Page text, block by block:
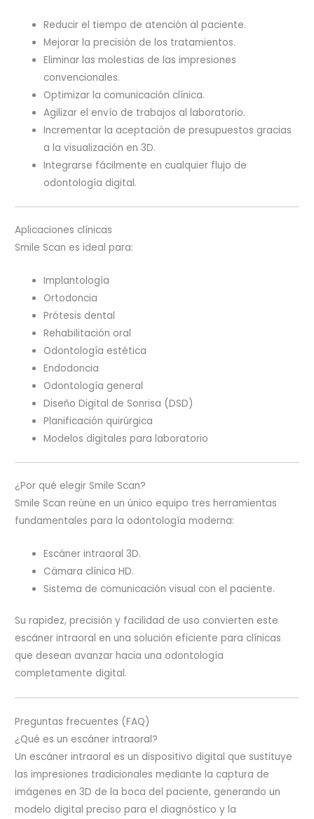
Reducir el tiempo de atención al paciente.
Mejorar la precisión de los tratamientos.
Eliminar las molestias de las impresiones
convencionales.
Optimizar la comunicación clínica.
Agilizar el envío de trabajos al laboratorio.
Incrementar la aceptación de presupuestos gracias
a la visualización en 3D.
Integrarse fácilmente en cualquier flujo de
odontología digital.
Aplicaciones clínicas
Smile Scan es ideal para:
Implantología
Ortodoncia
Prótesis dental
Rehabilitación oral
Odontología estética
Endodoncia
Odontología general
Diseño Digital de Sonrisa (DSD)
Planificación quirúrgica
Modelos digitales para laboratorio
¿Por qué elegir Smile Scan?
Smile Scan reúne en un único equipo tres herramientas
fundamentales para la odontología moderna:
Escáner intraoral 3D.
Cámara clínica HD.
Sistema de comunicación visual con el paciente.
Su rapidez, precisión y facilidad de uso convierten este
escáner intraoral en una solución eficiente para clínicas
que desean avanzar hacia una odontología
completamente digital.
Preguntas frecuentes (FAQ)
¿Qué es un escáner intraoral?
Un escáner intraoral es un dispositivo digital que sustituye
las impresiones tradicionales mediante la captura de
imágenes en 3D de la boca del paciente, generando un
modelo digital preciso para el diagnóstico y la